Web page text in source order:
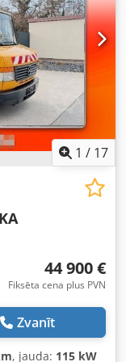
1 / 17
44 900 €
Fiksēta cena plus PVN
Zvanīt
, jauda: 115 kW